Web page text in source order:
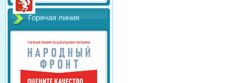
Горячая линия